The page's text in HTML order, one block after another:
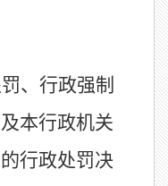
、行政强制
本行政机关
行政处罚决